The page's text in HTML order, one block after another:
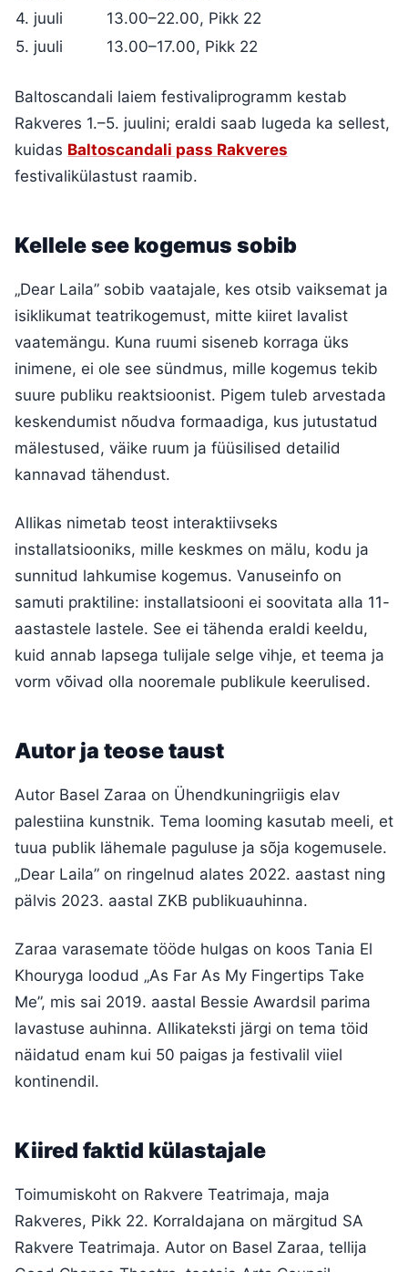
4. juuli
13.00–22.00, Pikk 22
5. juuli
13.00–17.00, Pikk 22
Baltoscandali laiem festivaliprogramm kestab
Rakveres 1.–5. juulini; eraldi saab lugeda ka sellest,
kuidas Baltoscandali pass Rakveres
festivalikülastust raamib.
Kellele see kogemus sobib
„Dear Laila” sobib vaatajale, kes otsib vaiksemat ja
isiklikumat teatrikogemust, mitte kiiret lavalist
vaatemängu. Kuna ruumi siseneb korraga üks
inimene, ei ole see sündmus, mille kogemus tekib
suure publiku reaktsioonist. Pigem tuleb arvestada
keskendumist nõudva formaadiga, kus jutustatud
mälestused, väike ruum ja füüsilised detailid
kannavad tähendust.
Allikas nimetab teost interaktiivseks
installatsiooniks, mille keskmes on mälu, kodu ja
sunnitud lahkumise kogemus. Vanuseinfo on
samuti praktiline: installatsiooni ei soovitata alla 11-
aastastele lastele. See ei tähenda eraldi keeldu,
kuid annab lapsega tulijale selge vihje, et teema ja
vorm võivad olla nooremale publikule keerulised.
Autor ja teose taust
Autor Basel Zaraa on Ühendkuningriigis elav
palestiina kunstnik. Tema looming kasutab meeli, et
tuua publik lähemale paguluse ja sõja kogemusele.
„Dear Laila” on ringelnud alates 2022. aastast ning
pälvis 2023. aastal ZKB publikuauhinna.
Zaraa varasemate tööde hulgas on koos Tania El
Khouryga loodud „As Far As My Fingertips Take
Me”, mis sai 2019. aastal Bessie Awardsil parima
lavastuse auhinna. Allikateksti järgi on tema töid
näidatud enam kui 50 paigas ja festivalil viiel
kontinendil.
Kiired faktid külastajale
Toimumiskoht on Rakvere Teatrimaja, maja
Rakveres, Pikk 22. Korraldajana on märgitud SA
Rakvere Teatrimaja. Autor on Basel Zaraa, tellija